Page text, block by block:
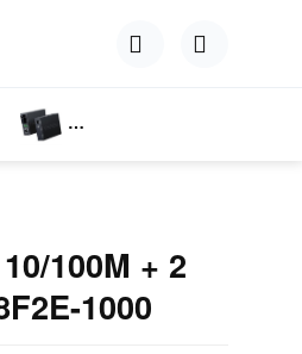
100M + 2
1000